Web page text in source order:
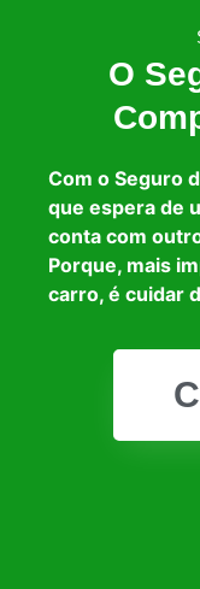
O
Com o Seguro
que espera de
conta com
Porque, mais
carro, é cuidar